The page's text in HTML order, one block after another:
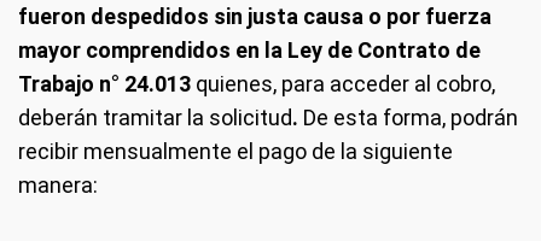
fueron despedidos sin justa causa o por fuerza
mayor comprendidos en la Ley de Contrato de
Trabajo n° 24.013 quienes, para acceder al cobro,
deberán tramitar la solicitud. De esta forma, podrán
recibir mensualmente el pago de la siguiente
manera: